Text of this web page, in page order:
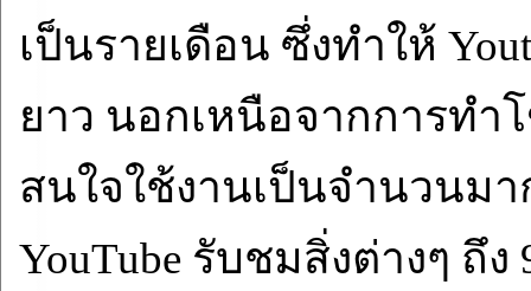
เป็นรายเดือน ซึ่งทำให้
ยาว นอกเหนือจากการท
สนใจใช้งานเป็นจำนวนม
YouTube รับชมสิ่งต่างๆ ถึง